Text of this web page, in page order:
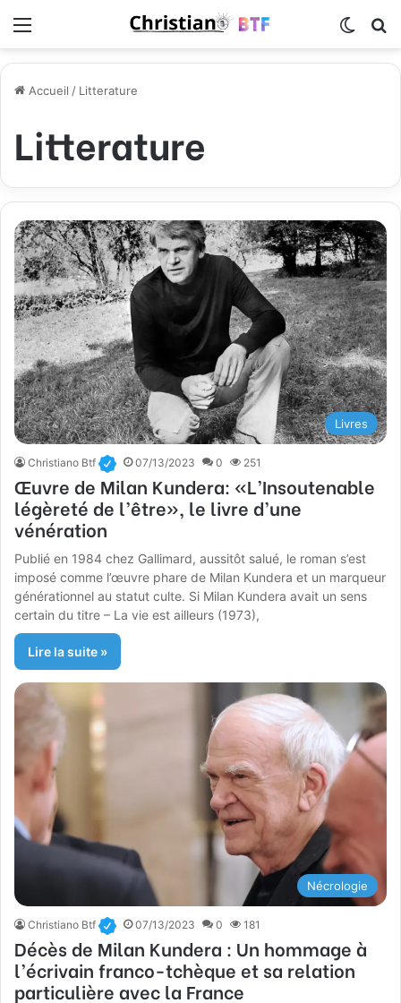
Accueil / Litterature
Litterature
Livres
Christiano Btf 07/13/2023 0 251
Œuvre de Milan Kundera: «L’Insoutenable
légèreté de l’être», le livre d’une
vénération
Publié en 1984 chez Gallimard, aussitôt salué, le roman s’est
imposé comme l’œuvre phare de Milan Kundera et un marqueur
générationnel au statut culte. Si Milan Kundera avait un sens
certain du titre – La vie est ailleurs (1973),
Lire la suite »
Nécrologie
Christiano Btf 07/13/2023 0 181
Décès de Milan Kundera : Un hommage à
l’écrivain franco-tchèque et sa relation
particulière avec la France